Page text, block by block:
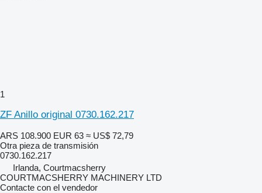
1
ZF Anillo original 0730.162.217
ARS 108.900 EUR 63 ≈ US$ 72,79
Otra pieza de transmisión
0730.162.217
Irlanda, Courtmacsherry
COURTMACSHERRY MACHINERY LTD
Contacte con el vendedor